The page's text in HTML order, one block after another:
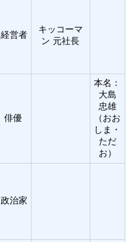
経営者
キッコーマ
ン 元社長
俳優
本名：
大島
忠雄
（おお
しま・
ただ
お）
政治家